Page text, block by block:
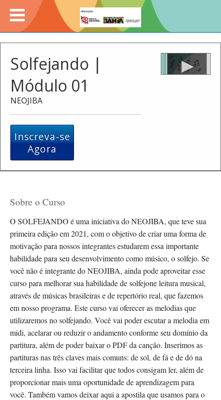
Solfejando |
Módulo 01
NEOJIBA
Inscreva-se
Agora
Sobre o Curso
O SOLFEJANDO é uma iniciativa do NEOJIBA, que teve sua
primeira edição em 2021, com o objetivo de criar uma forma de
motivação para nossos integrantes estudarem essa importante
habilidade para seu desenvolvimento como músico, o solfejo. Se
você não é integrante do NEOJIBA, ainda pode aproveitar esse
curso para melhorar sua habilidade de solfejone leitura musical,
através de músicas brasileiras e de repertório real, que fazemos
em nosso programa. Este curso vai oferecer as melodias que
utilizaremos no solfejando. Você vai poder escutar a melodia em
midi, acelarar ou reduzir o andamento conforme seu domínio da
partitura, além de poder baixar o PDF da canção. Inserimos as
partituras nas três claves mais comuns: de sol, de fá e de dó na
terceira linha. Isso vai facilitar que todos consigam ler, além de
proporcionar mais uma oportunidade de aprendizagem para
você. Também vamos deixar aqui a apostila que usamos para o